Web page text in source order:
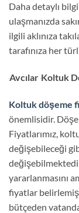
Daha detaylı
ulaşmanızda
ilgili aklınıza
tarafınıza her
Avcılar Koltuk
Koltuk döşeme
önemlisidir.
Fiyatlarımız,
değişebileceği
yararlanmasını
fiyatlar
bütçeden